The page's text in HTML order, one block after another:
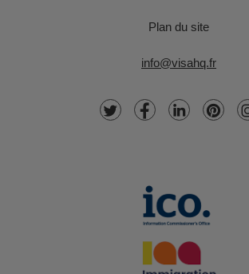
Plan du site
info@visahq.fr